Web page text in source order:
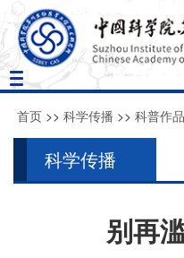
Toggle
navigation
首页 >> 科学传播 >> 科普作品
科学传播
别再